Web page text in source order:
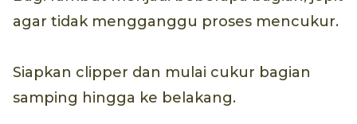
agar tidak mengganggu proses mencukur.
Siapkan clipper dan mulai cukur bagian
samping hingga ke belakang.